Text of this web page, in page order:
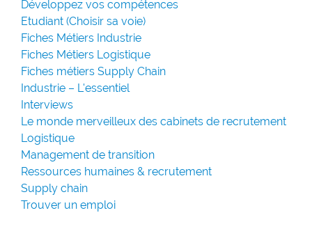
Développez vos compétences
Etudiant (Choisir sa voie)
Fiches Métiers Industrie
Fiches Métiers Logistique
Fiches métiers Supply Chain
Industrie – L'essentiel
Interviews
Le monde merveilleux des cabinets de recrutement
Logistique
Management de transition
Ressources humaines & recrutement
Supply chain
Trouver un emploi